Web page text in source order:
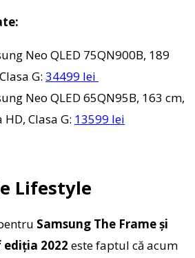
Neo QLED 75QN900B, 189
G: 34499 lei
Neo QLED 65QN95B, 163 cm,
Clasa G: 13599 lei
Lifestyle
Samsung The Frame şi
ediţia 2022 este faptul că acum